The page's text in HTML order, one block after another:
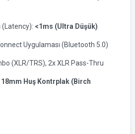
(Latency): <1ms (Ultra Düşük)
Uygulaması (Bluetooth 5.0)
(XLR/TRS), 2x XLR Pass-Thru
18mm Huş Kontrplak (Birch